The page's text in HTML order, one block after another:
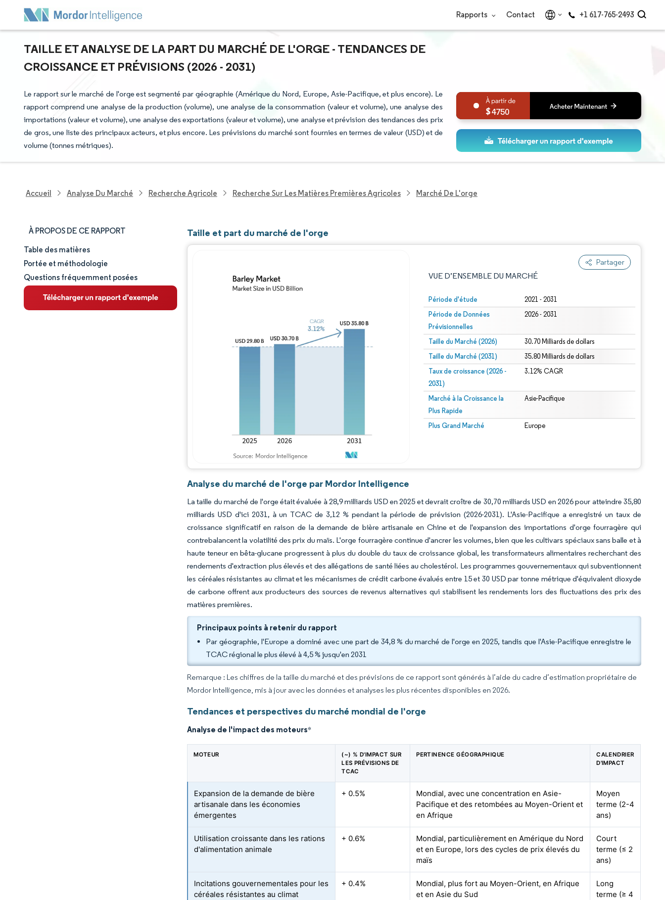
Rapports Contact +1 617-765-2493
TAILLE ET ANALYSE DE LA PART DU MARCHÉ DE L'ORGE - TENDANCES DE
CROISSANCE ET PRÉVISIONS (2026 - 2031)
Le rapport sur le marché de l'orge est segmenté par géographie (Amérique du Nord, Europe, Asie-Pacifique, et plus encore). Le
rapport comprend une analyse de la production (volume), une analyse de la consommation (valeur et volume), une analyse des
importations (valeur et volume), une analyse des exportations (valeur et volume), une analyse et prévision des tendances des prix
de gros, une liste des principaux acteurs, et plus encore. Les prévisions du marché sont fournies en termes de valeur (USD) et de
volume (tonnes métriques).
4750
Accueil Analyse Du Marché Recherche Agricole Recherche Sur Les Matières Premières Agricoles Marché De L'orge
À PROPOS DE CE RAPPORT
Taille et part de marché
Analyse du marché
Tendances et perspectives
Table des matières
Portée et méthodologie
Questions fréquemment posées
Taille et part du marché de l'orge
Partager
VUE D’ENSEMBLE DU MARCHÉ
Période d'étude 2021 - 2031
Période de Données
Prévisionnelles
2026 - 2031
Taille du Marché (2026) 30.70 Milliards de dollars
Taille du Marché (2031) 35.80 Milliards de dollars
Taux de croissance (2026 -
2031)
3.12% CAGR
Marché à la Croissance la
Plus Rapide
Asie-Pacifique
Plus Grand Marché Europe
Image © Mordor Intelligence. La réutilisation nécessite une attribution sous CC BY 4.0.
Analyse du marché de l'orge par Mordor Intelligence
La taille du marché de l'orge était évaluée à 28,9 milliards USD en 2025 et devrait croître de 30,70 milliards USD en 2026 pour atteindre 35,80
milliards USD d'ici 2031, à un TCAC de 3,12 % pendant la période de prévision (2026-2031). L'Asie-Pacifique a enregistré un taux de
croissance significatif en raison de la demande de bière artisanale en Chine et de l'expansion des importations d'orge fourragère qui
contrebalancent la volatilité des prix du maïs. L'orge fourragère continue d'ancrer les volumes, bien que les cultivars spéciaux sans balle et à
haute teneur en bêta-glucane progressent à plus du double du taux de croissance global, les transformateurs alimentaires recherchant des
rendements d'extraction plus élevés et des allégations de santé liées au cholestérol. Les programmes gouvernementaux qui subventionnent
les céréales résistantes au climat et les mécanismes de crédit carbone évalués entre 15 et 30 USD par tonne métrique d'équivalent dioxyde
de carbone offrent aux producteurs des sources de revenus alternatives qui stabilisent les rendements lors des fluctuations des prix des
matières premières.
Principaux points à retenir du rapport
Par géographie, l'Europe a dominé avec une part de 34,8 % du marché de l'orge en 2025, tandis que l'Asie-Pacifique enregistre le
TCAC régional le plus élevé à 4,5 % jusqu'en 2031
Remarque : Les chiffres de la taille du marché et des prévisions de ce rapport sont générés à l’aide du cadre d’estimation propriétaire de
Mordor Intelligence, mis à jour avec les données et analyses les plus récentes disponibles en 2026.
Tendances et perspectives du marché mondial de l'orge
Analyse de l'impact des moteurs*
MOTEUR
(~) % D'IMPACT SUR
LES PRÉVISIONS DE
TCAC
PERTINENCE GÉOGRAPHIQUE
CALENDRIER
D'IMPACT
Expansion de la demande de bière
artisanale dans les économies
émergentes
+ 0.5%
Mondial, avec une concentration en Asie-
Pacifique et des retombées au Moyen-Orient et
en Afrique
Moyen
terme (2-4
ans)
Utilisation croissante dans les rations
d'alimentation animale
+ 0.6%
Mondial, particulièrement en Amérique du Nord
et en Europe, lors des cycles de prix élevés du
maïs
Court
terme (≤ 2
ans)
Incitations gouvernementales pour les
céréales résistantes au climat
+ 0.4%
Mondial, plus fort au Moyen-Orient, en Afrique
et en Asie du Sud
Long
terme (≥ 4